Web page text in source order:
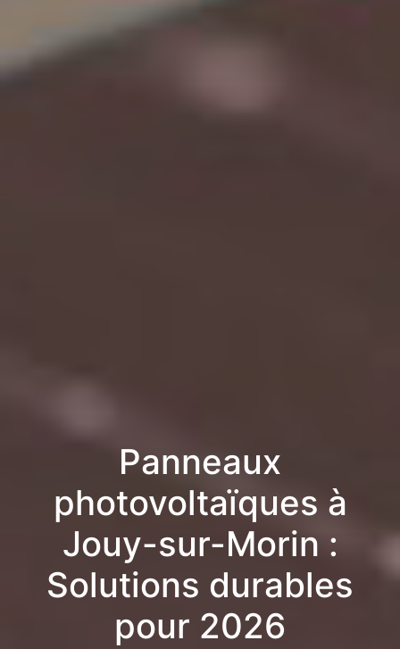
Panneaux
photovoltaïques à
Jouy-sur-Morin :
Solutions durables
pour 2026